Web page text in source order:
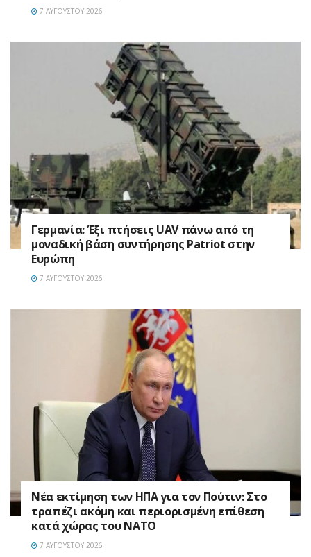
7 ΑΥΓΟΎΣΤΟΥ 2026
Γερμανία: Έξι πτήσεις UAV πάνω από τη
μοναδική βάση συντήρησης Patriot στην
Ευρώπη
7 ΑΥΓΟΎΣΤΟΥ 2026
Νέα εκτίμηση των ΗΠΑ για τον Πούτιν: Στο
τραπέζι ακόμη και περιορισμένη επίθεση
κατά χώρας του ΝΑΤΟ
7 ΑΥΓΟΎΣΤΟΥ 2026